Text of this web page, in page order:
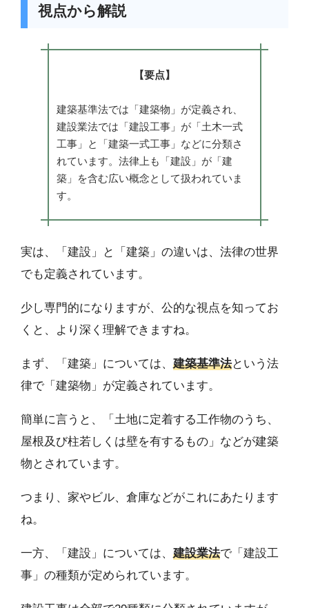
視点から解説
【要点】
建築基準法では「建築物」が定義され、
建設業法では「建設工事」が「土木一式
工事」と「建築一式工事」などに分類さ
れています。法律上も「建設」が「建
築」を含む広い概念として扱われていま
す。
実は、「建設」と「建築」の違いは、法律の世界
でも定義されています。
少し専門的になりますが、公的な視点を知ってお
くと、より深く理解できますね。
まず、「建築」については、 建築基準法という法
律で「建築物」が定義されています。
簡単に言うと、「土地に定着する工作物のうち、
屋根及び柱若しくは壁を有するもの」などが建築
物とされています。
つまり、家やビル、倉庫などがこれにあたります
ね。
一方、「建設」については、 建設業法で「建設工
事」の種類が定められています。